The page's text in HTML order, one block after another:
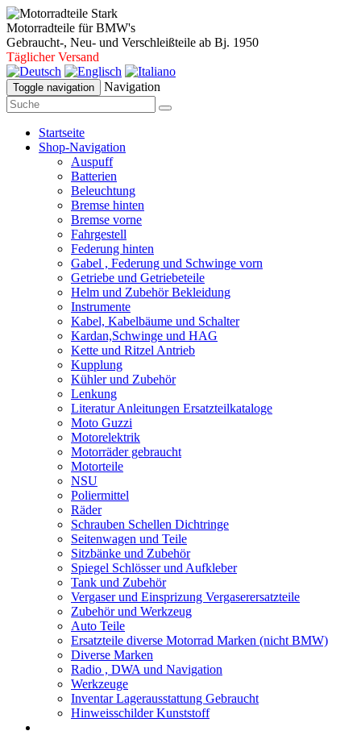
Motorradteile für BMW's
Gebraucht-, Neu- und Verschleißteile ab Bj. 1950
Täglicher Versand
Toggle navigation Navigation
Startseite
Shop-Navigation
Auspuff
Batterien
Beleuchtung
Bremse hinten
Bremse vorne
Fahrgestell
Federung hinten
Gabel , Federung und Schwinge vorn
Getriebe und Getriebeteile
Helm und Zubehör Bekleidung
Instrumente
Kabel, Kabelbäume und Schalter
Kardan,Schwinge und HAG
Kette und Ritzel Antrieb
Kupplung
Kühler und Zubehör
Lenkung
Literatur Anleitungen Ersatzteilkataloge
Moto Guzzi
Motorelektrik
Motorräder gebraucht
Motorteile
NSU
Poliermittel
Räder
Schrauben Schellen Dichtringe
Seitenwagen und Teile
Sitzbänke und Zubehör
Spiegel Schlösser und Aufkleber
Tank und Zubehör
Vergaser und Einsprizung Vergaserersatzteile
Zubehör und Werkzeug
Auto Teile
Ersatzteile diverse Motorrad Marken (nicht BMW)
Diverse Marken
Radio , DWA und Navigation
Werkzeuge
Inventar Lagerausstattung Gebraucht
Hinweisschilder Kunststoff